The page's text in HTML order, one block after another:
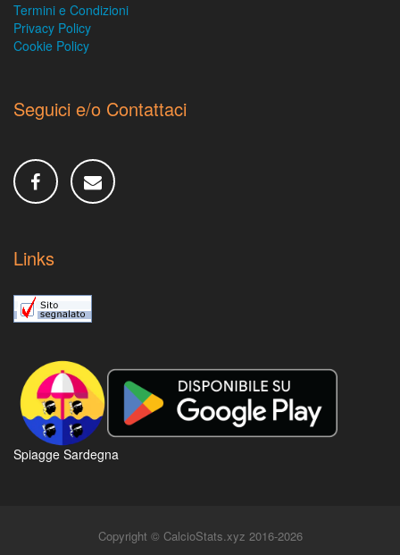
Termini e Condizioni
Privacy Policy
Cookie Policy
Seguici e/o Contattaci
Links
Spiagge Sardegna
Copyright © CalcioStats.xyz 2016-2026